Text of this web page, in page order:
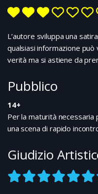
L’autore sviluppa una
qualsiasi informazione
verità ma si astiene da
Pubblico
14+
Per la maturità
una scena di rapido
Giudizio